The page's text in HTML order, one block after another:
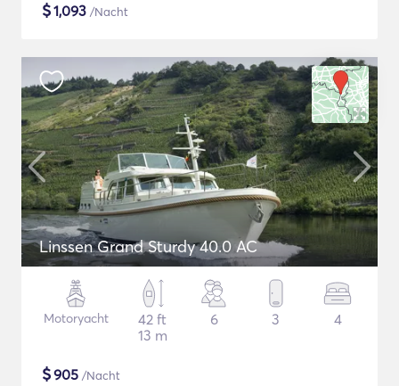
$1,093 /Nacht
Linssen Grand Sturdy 40.0 AC
Motoryacht
42 ft
13 m
6 3 4
$905 /Nacht